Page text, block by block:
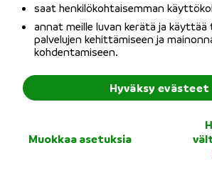
saat henkilökohtaisemman
annat meille luvan kerätä ja käyttää
palvelujen kehittämiseen ja
kohdentamiseen.
Muokkaa asetuksia
Hyväksy evästeet
Tyypillisesti saat lainaa
vakituisessa työsuhteessa ja
omaisuutta, kuten
Edullisen lainatarjouksen
pankki arvioi lainan
Pankin näkökulmasta avo- tai